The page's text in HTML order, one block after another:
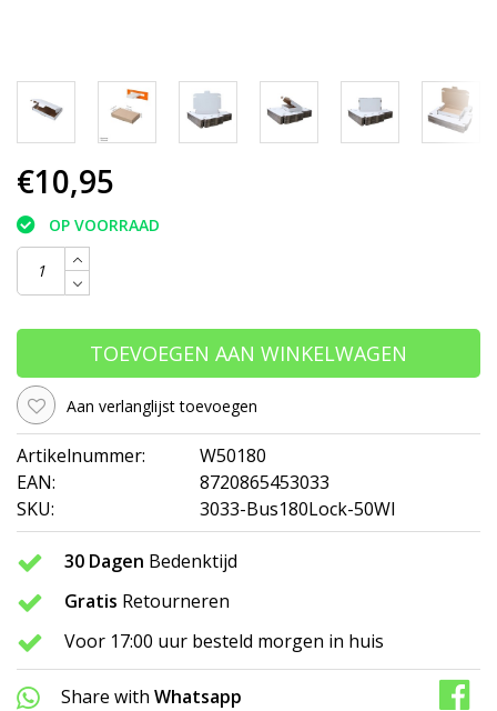
€10,95
OP VOORRAAD
TOEVOEGEN AAN WINKELWAGEN
Aan verlanglijst toevoegen
Artikelnummer:
W50180
EAN:
8720865453033
SKU:
3033-Bus180Lock-50WI
30 Dagen Bedenktijd
Gratis Retourneren
Voor 17:00 uur besteld morgen in huis
Share with Whatsapp